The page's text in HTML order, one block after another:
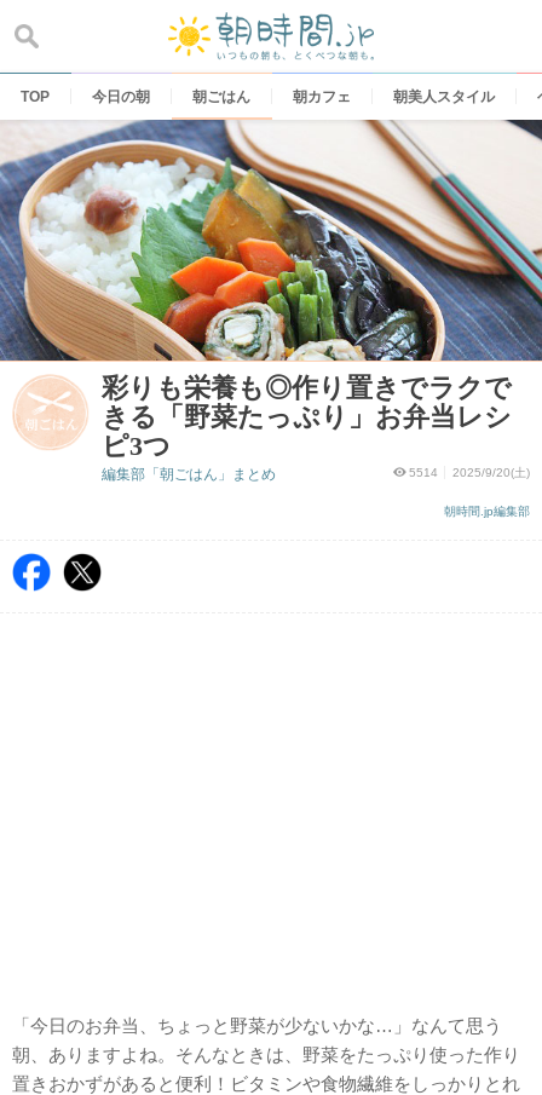
content
TOP 今日の朝 朝ごはん 朝カフェ 朝美人スタイル
彩りも栄養も◎作り置きでラクで
きる「野菜たっぷり」お弁当レシ
ピ3つ
5514 2025/9/20(土)
朝時間.jp編集部
編集部「朝ごはん」まとめ
「今日のお弁当、ちょっと野菜が少ないかな…」なんて思う
朝、ありますよね。そんなときは、野菜をたっぷり使った作り
置きおかずがあると便利！ビタミンや食物繊維をしっかりとれ